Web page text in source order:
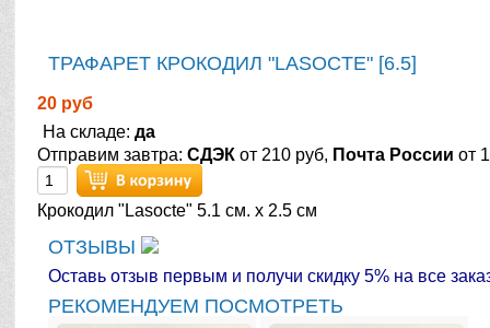
ТРАФАРЕТ КРОКОДИЛ "LASOCTE" [6.5]
20 руб
На складе:да
Отправим завтра:СДЭК от 210 руб, Почта России от
Крокодил "Lasocte" 5.1 см. х 2.5 см
ОТЗЫВЫ
Оставь отзыв первым и получи скидку 5% на все
РЕКОМЕНДУЕМ ПОСМОТРЕТЬ